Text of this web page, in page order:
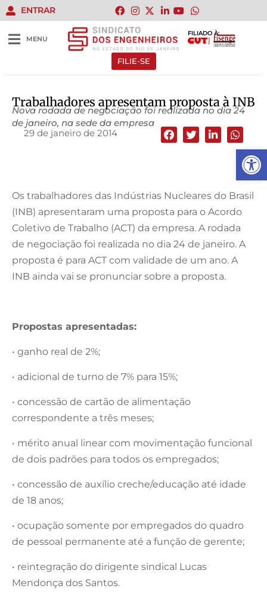
Abrir
ENTRAR
MENU
FILIADO À:
FILIE-SE
Trabalhadores apresentam proposta à INB
Nova rodada de negociação foi realizada no dia 24
de janeiro, na sede da empresa
29 de janeiro de 2014
Os trabalhadores das Indústrias Nucleares do Brasil
(INB) apresentaram uma proposta para o Acordo
Coletivo de Trabalho (ACT) da empresa. A rodada
de negociação foi realizada no dia 24 de janeiro. A
proposta é para ACT com validade de um ano. A
INB ainda vai se pronunciar sobre a proposta.
Propostas apresentadas:
• ganho real de 2%;
• adicional de turno de 7% para 15%;
• concessão de cartão de alimentação
correspondente a três meses;
• mérito anual linear com movimentação funcional
de dois padrões para todos os empregados;
• concessão de auxílio creche/educação até idade
de 18 anos;
• ocupação somente por empregados do quadro
de pessoal permanente até a função de gerente;
• reintegração do dirigente sindical Lucas
Mendonça dos Santos.